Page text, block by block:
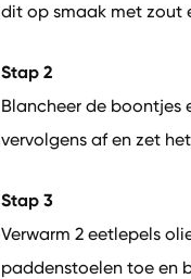
dit op smaak met zout
Stap 2
Blancheer de boontjes
vervolgens af en zet
Stap 3
Verwarm 2 eetlepels
paddenstoelen toe en